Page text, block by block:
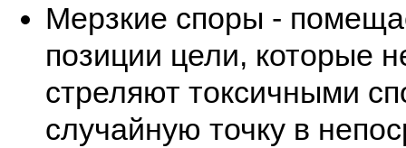
Мерзкие споры -
позиции цели, которые
стреляют токсичными
случайную точку в